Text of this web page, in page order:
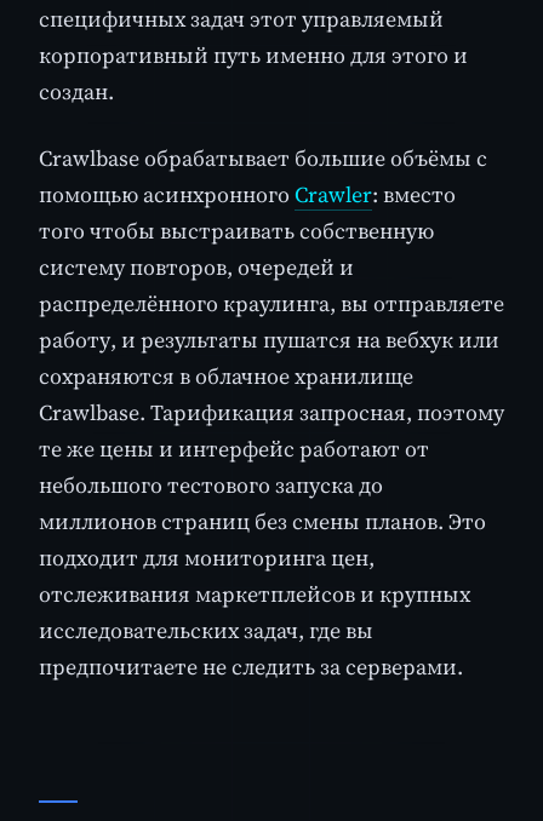
специфичных задач этот управляемый
корпоративный путь именно для этого и
создан.
Crawlbase обрабатывает большие объёмы с
помощью асинхронного Crawler: вместо
того чтобы выстраивать собственную
систему повторов, очередей и
распределённого краулинга, вы отправляете
работу, и результаты пушатся на вебхук или
сохраняются в облачное хранилище
Crawlbase. Тарификация запросная, поэтому
те же цены и интерфейс работают от
небольшого тестового запуска до
миллионов страниц без смены планов. Это
подходит для мониторинга цен,
отслеживания маркетплейсов и крупных
исследовательских задач, где вы
предпочитаете не следить за серверами.